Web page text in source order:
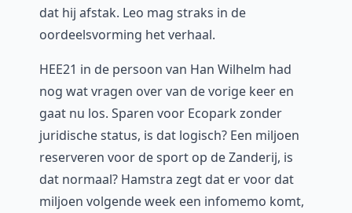
dat hij afstak. Leo mag straks in de
oordeelsvorming het verhaal.
HEE21 in de persoon van Han Wilhelm had
nog wat vragen over van de vorige keer en
gaat nu los. Sparen voor Ecopark zonder
juridische status, is dat logisch? Een miljoen
reserveren voor de sport op de Zanderij, is
dat normaal? Hamstra zegt dat er voor dat
miljoen volgende week een infomemo komt,